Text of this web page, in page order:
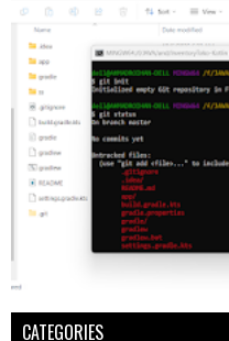
CATEGORIES